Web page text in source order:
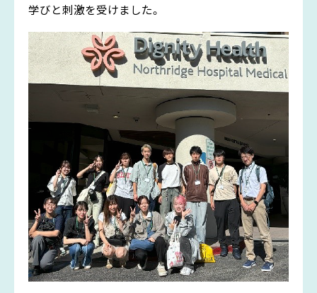
学びと刺激を受けました。